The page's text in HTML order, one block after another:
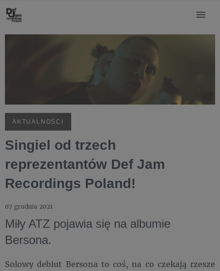
AKTUALNOŚCI
Singiel od trzech
reprezentantów Def Jam
Recordings Poland!
07 grudnia 2021
Miły ATZ pojawia się na albumie
Bersona.
Solowy debiut Bersona to coś, na co czekają rzesze